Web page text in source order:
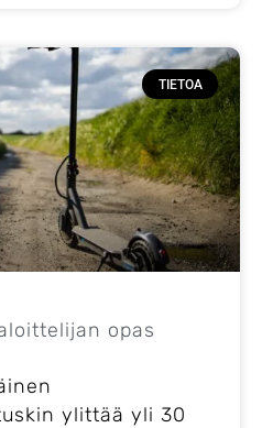
TIETOA
opas
ylittää yli 30